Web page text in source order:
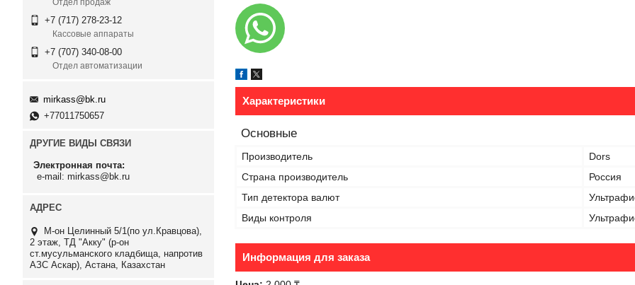
Характеристики
Основные
Производитель
Dors
Страна производитель
Россия
Тип детектора валют
Виды контроля
Информация для заказа
Отдел продаж
+7 (717) 278-23-12
Кассовые аппараты
+7 (707) 340-08-00
Отдел автоматизации
mirkass@bk.ru
+77011750657
ДРУГИЕ ВИДЫ СВЯЗИ
Электронная почта
e-mail: mirkass@bk.ru
М-он Целинный 5/1(по ул.Кравцова),
2 этаж, ТД "Акку" (р-он
ст.мусульманского кладбища, напротив
АЗС Аскар), Астана, Казахстан